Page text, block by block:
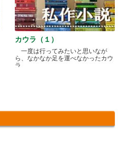
カウラ（１）
一度は行ってみたいと思いなが
ら、なかなか足を運べなかったカウ
ラ.....